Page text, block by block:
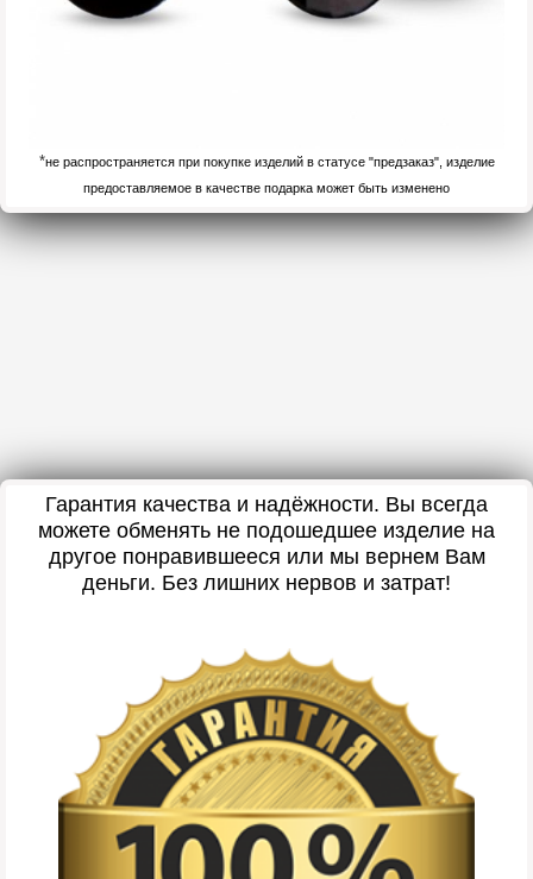
*не распространяется при покупке изделий в статусе "предзаказ", изделие
предоставляемое в качестве подарка может быть изменено
Гарантия качества и надёжности. Вы всегда
можете обменять не подошедшее изделие на
другое понравившееся или мы вернем Вам
деньги. Без лишних нервов и затрат!